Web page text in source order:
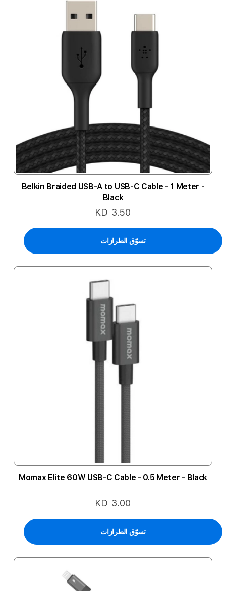
Belkin Braided USB-A to USB-C Cable - 1 Meter -
Black
KD 3.50
تسوّق الطرازات
Momax Elite 60W USB-C Cable - 0.5 Meter - Black
KD 3.00
تسوّق الطرازات